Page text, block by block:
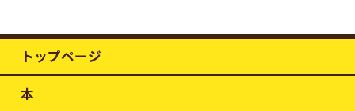
トップページ
本